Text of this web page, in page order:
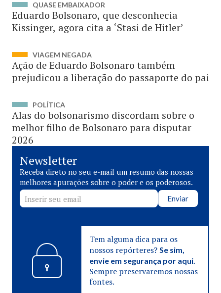
QUASE EMBAIXADOR
Eduardo Bolsonaro, que desconhecia
Kissinger, agora cita a ‘Stasi de Hitler’
VIAGEM NEGADA
Ação de Eduardo Bolsonaro também
prejudicou a liberação do passaporte do pai
POLÍTICA
Alas do bolsonarismo discordam sobre o
melhor filho de Bolsonaro para disputar
2026
Newsletter
Receba direto no seu e-mail um resumo das nossas
melhores apurações sobre o poder e os poderosos.
Enviar
Tem alguma dica para os
nossos repórteres? Se sim,
envie em segurança por aqui.
Sempre preservaremos nossas
fontes.